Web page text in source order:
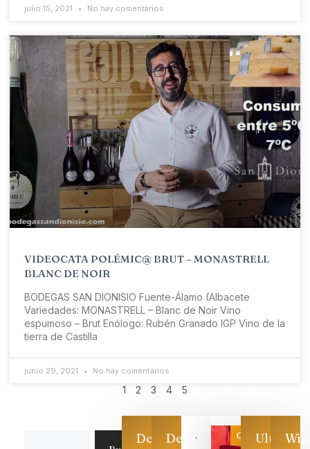
julio 15, 2021 No hay comentarios
VIDEOCATA POLÉMIC@ BRUT – MONASTRELL
BLANC DE NOIR
BODEGAS SAN DIONISIO Fuente-Álamo (Albacete
Variedades: MONASTRELL – Blanc de Noir Vino
espumoso – Brut Enólogo: Rubén Granado IGP Vino de la
tierra de Castilla
junio 29, 2021 No hay comentarios
1 2 3 4 5
DescargaDescarga
CategoríaUltimas